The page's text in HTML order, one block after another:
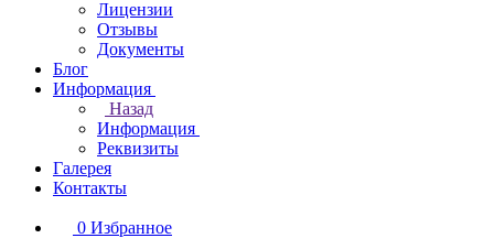
Лицензии
Отзывы
Документы
Блог
Информация
Назад
Информация
Реквизиты
Галерея
Контакты
0 Избранное